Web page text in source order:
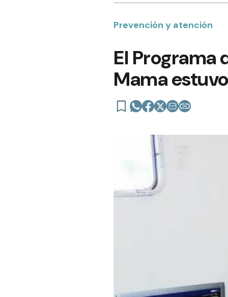
Prevención y atención
El Programa
Mama